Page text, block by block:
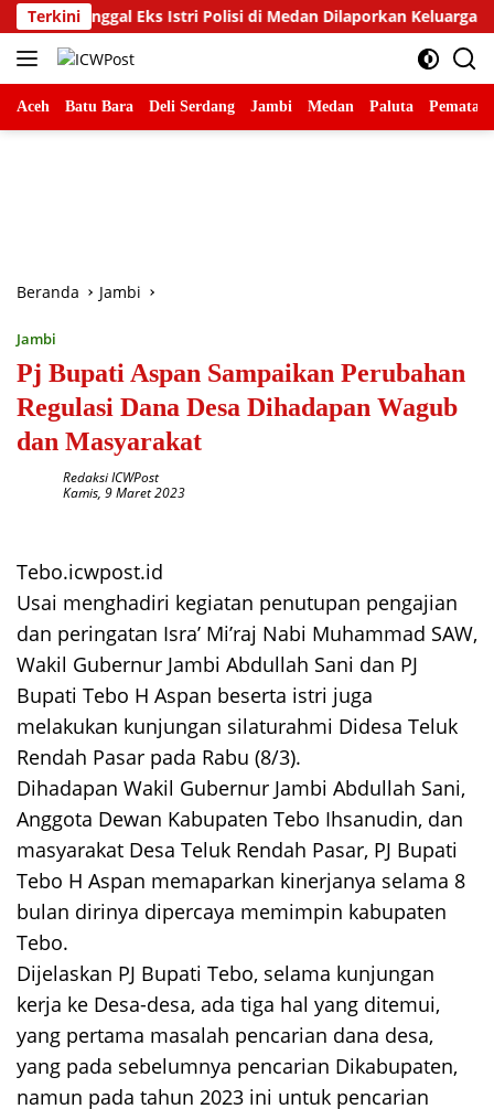
Langsung
ke
konten
Terkini
Janggal Eks Istri Polisi di Medan Dilaporkan Keluarga ke Polda
Aceh Batu Bara Deli Serdang Jambi Medan Paluta
Beranda Jambi
Jambi
Pj Bupati Aspan Sampaikan Perubahan
Regulasi Dana Desa Dihadapan Wagub
dan Masyarakat
Redaksi ICWPost
Kamis, 9 Maret 2023
Tebo.icwpost.id
Usai menghadiri kegiatan penutupan pengajian
dan peringatan Isra’ Mi’raj Nabi Muhammad SAW,
Wakil Gubernur Jambi Abdullah Sani dan PJ
Bupati Tebo H Aspan beserta istri juga
melakukan kunjungan silaturahmi Didesa Teluk
Rendah Pasar pada Rabu (8/3).
Dihadapan Wakil Gubernur Jambi Abdullah Sani,
Anggota Dewan Kabupaten Tebo Ihsanudin, dan
masyarakat Desa Teluk Rendah Pasar, PJ Bupati
Tebo H Aspan memaparkan kinerjanya selama 8
bulan dirinya dipercaya memimpin kabupaten
Tebo.
Dijelaskan PJ Bupati Tebo, selama kunjungan
kerja ke Desa-desa, ada tiga hal yang ditemui,
yang pertama masalah pencarian dana desa,
yang pada sebelumnya pencarian Dikabupaten,
namun pada tahun 2023 ini untuk pencarian